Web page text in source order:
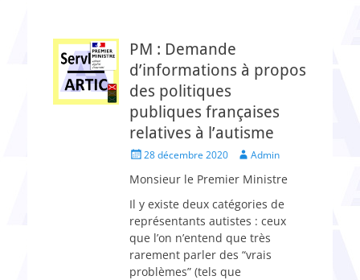
PM : Demande
d’informations à propos
des politiques
publiques françaises
relatives à l’autisme
Posted28 décembre 2020 Author
Admin
Monsieur le Premier Ministre
Il y existe deux catégories de
représentants autistes : ceux
que l’on n’entend que très
rarement parler des “vrais
problèmes” (tels que